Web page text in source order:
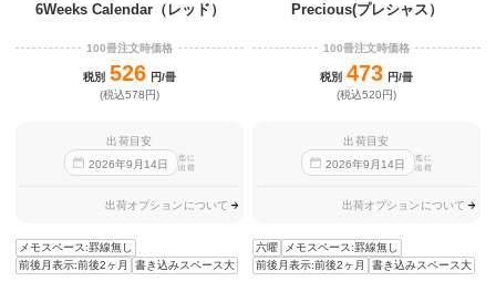
6Weeks Calendar（レッド）
100冊注文時価格
税別 526 円/冊
(税込578円)
出荷目安
2026年9 月14日
迄に
出荷
出荷オプションについて
メモスペース:罫線無し
前後月表示:前後2ヶ月
書き込みスペース大
Precious(プレシャス）
100冊注文時価格
税別 473 円/冊
(税込520円)
出荷目安
2026年9 月14日
迄に
出荷
出荷オプションについて
六曜
メモスペース:罫線無し
前後月表示:前後2ヶ月
書き込みスペース大